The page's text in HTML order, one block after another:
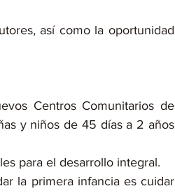
así como la oportunidad
Centros Comunitarios de
y niños de 45 días a 2 años
para el desarrollo integral.
la primera infancia es cuidar